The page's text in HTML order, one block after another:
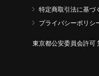
特定商取引法に基づ
プライバシーポリシ
東京都公安委員会許可